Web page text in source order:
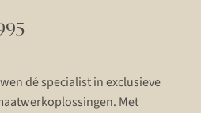
dé specialist in exclusieve
Met